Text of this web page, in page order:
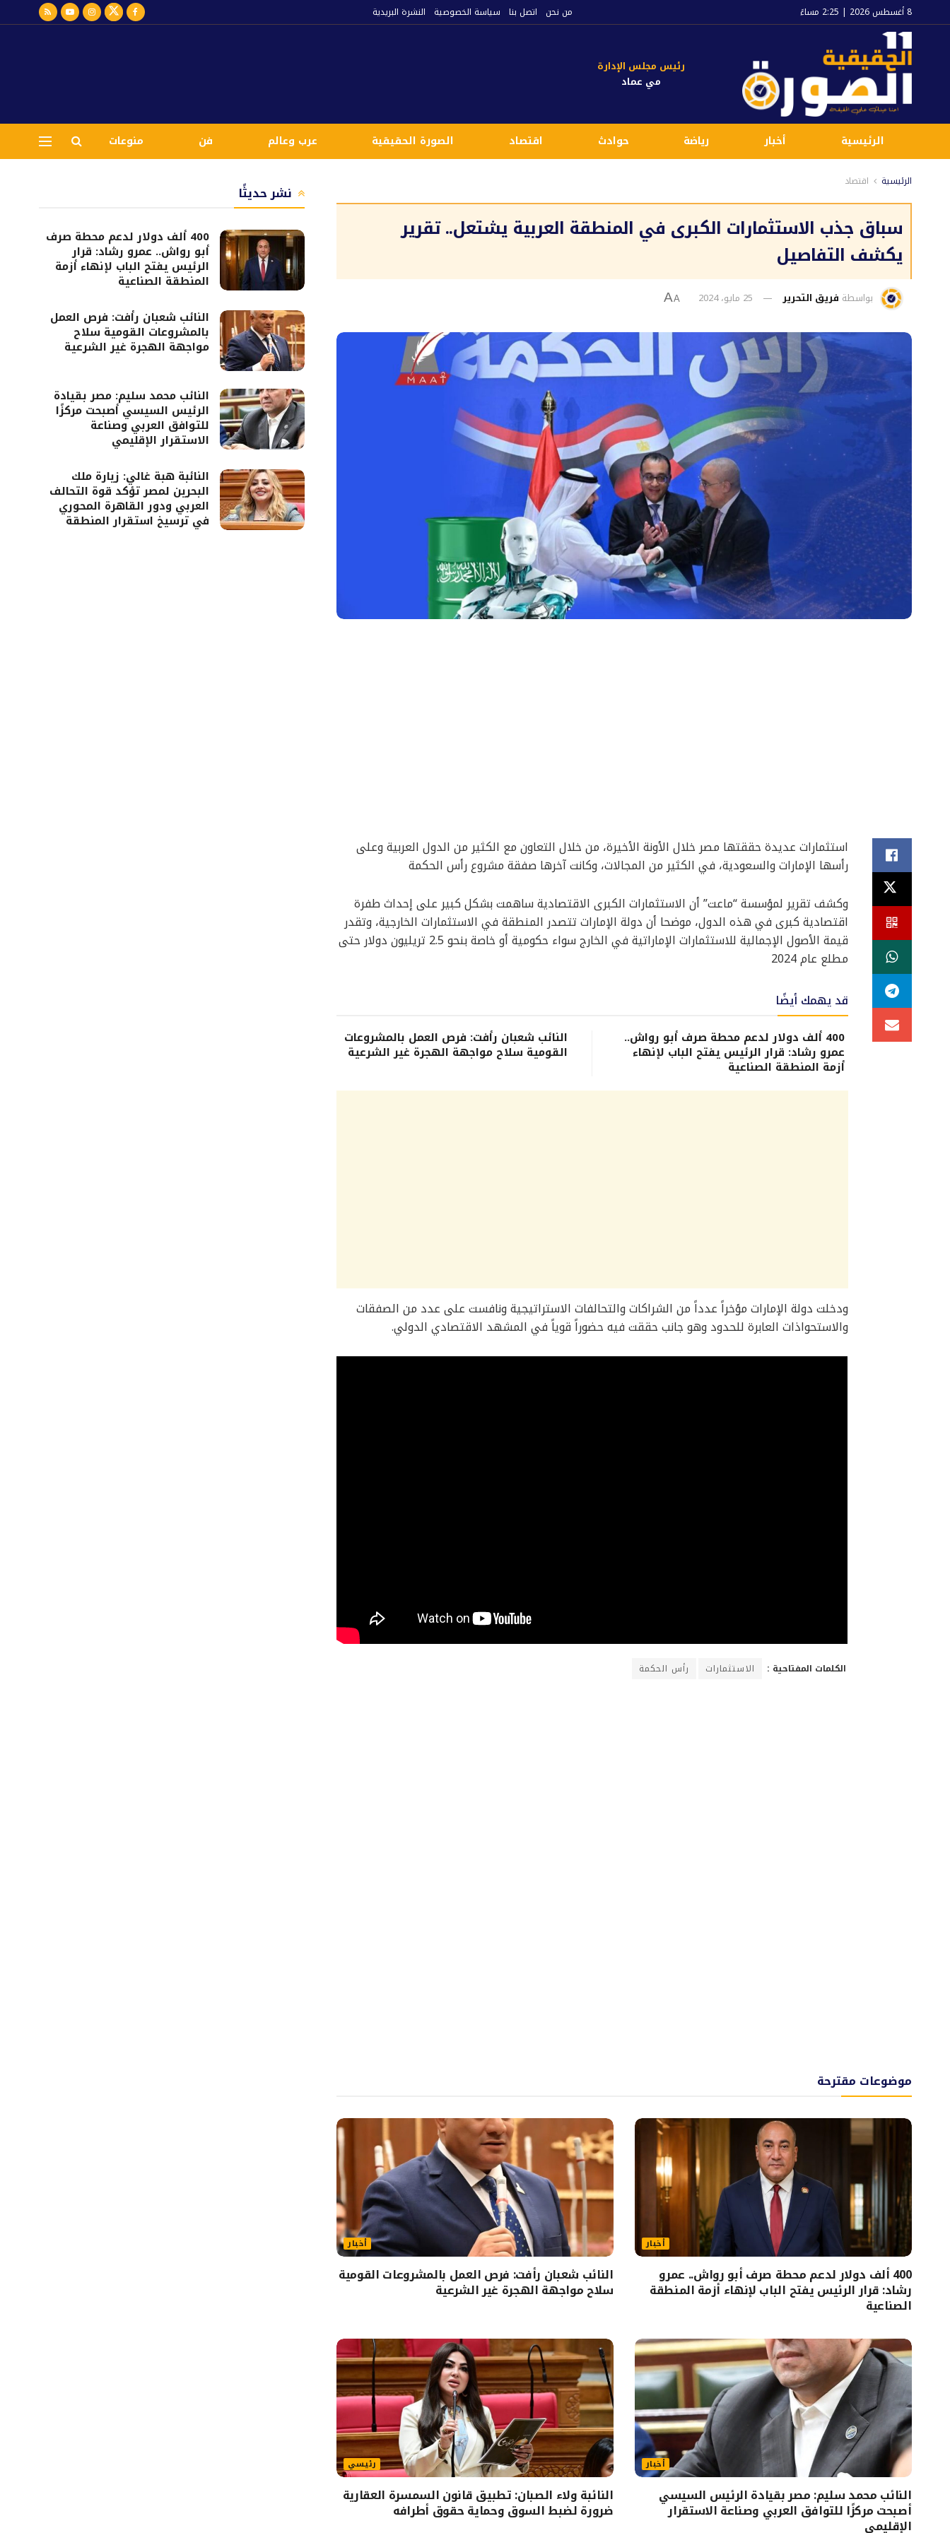
8 أغسطس 2026 | 2:25 مساءً من نحن اتصل بنا سياسة الخصوصية النشرة البريدية
رئيس مجلس الإدارة
مي عماد
الرئيسية أخبار رياضة حوادث اقتصاد الصورة الحقيقية عرب وعالم فن منوعات
الرئيسية اقتصاد
سباق جذب الاستثمارات الكبرى في المنطقة العربية يشتعل.. تقرير
يكشف التفاصيل
بواسطة فريق التحرير 25 مايو، 2024 A
A
استثمارات عديدة حققتها مصر خلال الأونة الأخيرة، من خلال التعاون مع الكثير من الدول العربية وعلى
رأسها الإمارات والسعودية، في الكثير من المجالات، وكانت آخرها صفقة مشروع رأس الحكمة
وكشف تقرير لمؤسسة “ماعت” أن الاستثمارات الكبرى الاقتصادية ساهمت بشكل كبير على إحداث طفرة
اقتصادية كبرى في هذه الدول، موضحا أن دولة الإمارات تتصدر المنطقة في الاستثمارات الخارجية، وتقدر
قيمة الأصول الإجمالية للاستثمارات الإماراتية في الخارج سواء حكومية أو خاصة بنحو 2.5 تريليون دولار حتى
مطلع عام 2024
قد يهمك أيضًا
400 ألف دولار لدعم محطة صرف أبو رواش..
عمرو رشاد: قرار الرئيس يفتح الباب لإنهاء
أزمة المنطقة الصناعية
النائب شعبان رأفت: فرص العمل بالمشروعات
القومية سلاح مواجهة الهجرة غير الشرعية
ودخلت دولة الإمارات مؤخراً عدداً من الشراكات والتحالفات الاستراتيجية ونافست على عدد من الصفقات
والاستحواذات العابرة للحدود وهو جانب حققت فيه حضوراً قوياً في المشهد الاقتصادي الدولي.
الكلمات المفتاحية : الاستثمارات رأس الحكمة
موضوعات مقترحة
أخبار
400 ألف دولار لدعم محطة صرف أبو رواش.. عمرو
رشاد: قرار الرئيس يفتح الباب لإنهاء أزمة المنطقة
الصناعية
أخبار
النائب شعبان رأفت: فرص العمل بالمشروعات القومية
سلاح مواجهة الهجرة غير الشرعية
أخبار
النائب محمد سليم: مصر بقيادة الرئيس السيسي
أصبحت مركزًا للتوافق العربي وصناعة الاستقرار
الإقليمي
رئيسي
النائبة ولاء الصبان: تطبيق قانون السمسرة العقارية
ضرورة لضبط السوق وحماية حقوق أطرافه
نشر حديثًا
400 ألف دولار لدعم محطة صرف
أبو رواش.. عمرو رشاد: قرار
الرئيس يفتح الباب لإنهاء أزمة
المنطقة الصناعية
النائب شعبان رأفت: فرص العمل
بالمشروعات القومية سلاح
مواجهة الهجرة غير الشرعية
النائب محمد سليم: مصر بقيادة
الرئيس السيسي أصبحت مركزًا
للتوافق العربي وصناعة
الاستقرار الإقليمي
النائبة هبة غالي: زيارة ملك
البحرين لمصر تؤكد قوة التحالف
العربي ودور القاهرة المحوري
في ترسيخ استقرار المنطقة